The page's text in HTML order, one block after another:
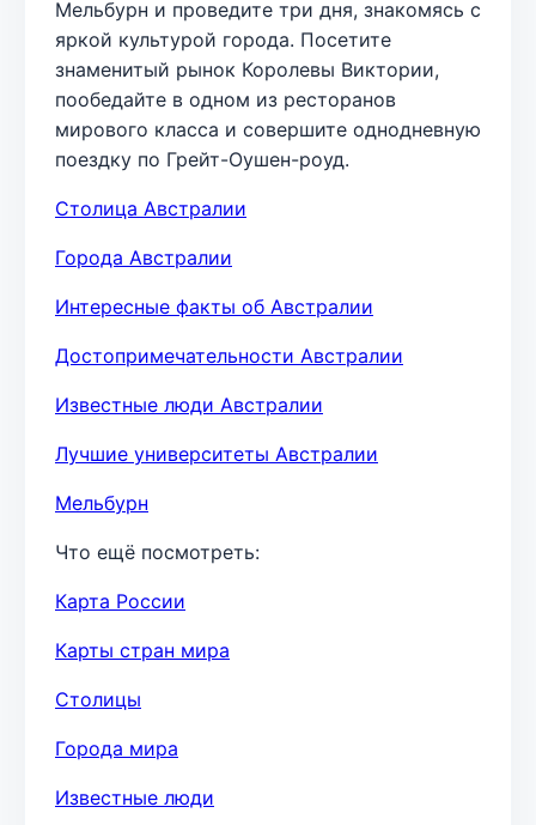
Мельбурн и проведите три дня, знакомясь с
яркой культурой города. Посетите
знаменитый рынок Королевы Виктории,
пообедайте в одном из ресторанов
мирового класса и совершите однодневную
поездку по Грейт-Оушен-роуд.
Столица Австралии
Города Австралии
Интересные факты об Австралии
Достопримечательности Австралии
Известные люди Австралии
Лучшие университеты Австралии
Мельбурн
Что ещё посмотреть:
Карта России
Карты стран мира
Столицы
Города мира
Известные люди